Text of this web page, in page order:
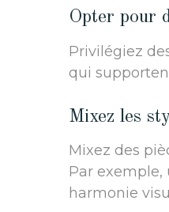
Opter pour
Privilégiez
qui
Mixez les
Mixez des
Par exemple,
harmonie